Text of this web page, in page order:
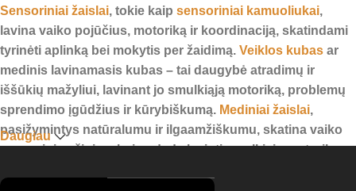
Sensoriniai žaislai, tokie kaip sensoriniai kamuoliukai,
lavina vaiko pojūčius, motoriką ir koordinaciją, skatindami
tyrinėti aplinką bei mokytis per žaidimą. Veiklos kubas ar
medinis lavinamasis kubas – tai daugybė atradimų ir
iššūkių mažyliui, lavinant jo smulkiąją motoriką, problemų
sprendimo įgūdžius ir kūrybiškumą. Mediniai žaislai,
pasižymintys natūralumu ir ilgaamžiškumu, skatina vaiko
sensorinį pažinimą bei padeda lavinti smulkiąją motoriką.
Daugiau